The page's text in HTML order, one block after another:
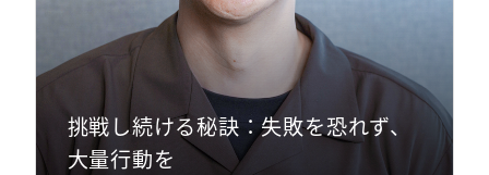
挑戦し続ける秘訣：失敗を恐れず、
大量行動を